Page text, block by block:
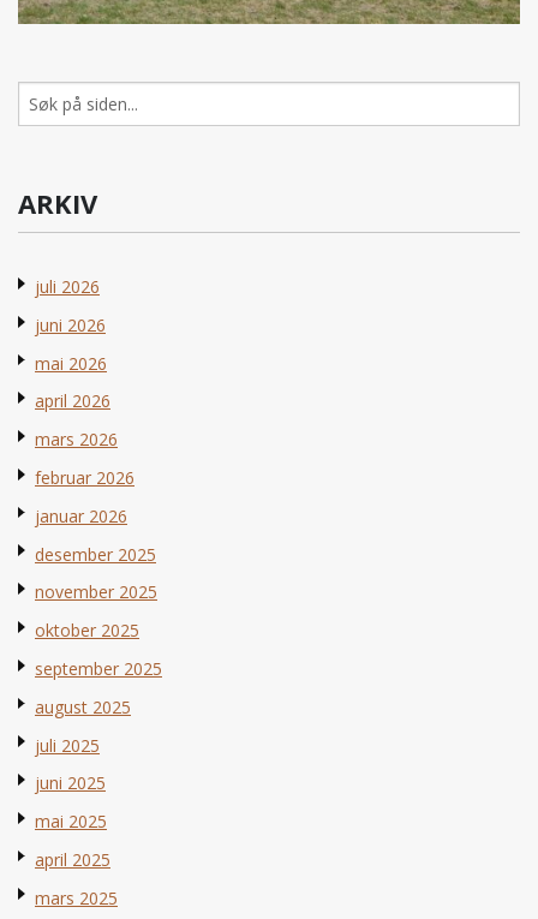
Søk
ARKIV
juli 2026
juni 2026
mai 2026
april 2026
mars 2026
februar 2026
januar 2026
desember 2025
november 2025
oktober 2025
september 2025
august 2025
juli 2025
juni 2025
mai 2025
april 2025
mars 2025